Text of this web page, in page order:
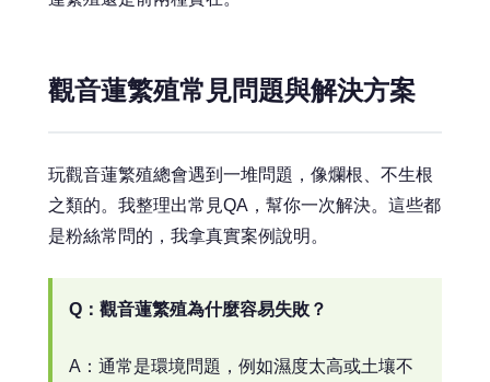
觀音蓮繁殖常見問題與解決方案
玩觀音蓮繁殖總會遇到一堆問題，像爛根、不生根
之類的。我整理出常見QA，幫你一次解決。這些都
是粉絲常問的，我拿真實案例說明。
Q：觀音蓮繁殖為什麼容易失敗？
A：通常是環境問題，例如濕度太高或土壤不